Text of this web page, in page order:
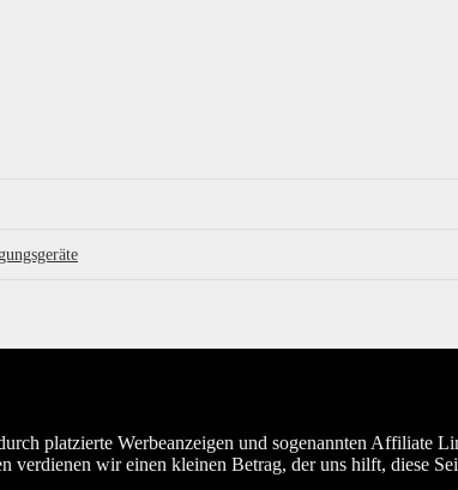
platzierte Werbeanzeigen und sogenannten
verdienen wir einen kleinen Betrag, der uns hilft, diese